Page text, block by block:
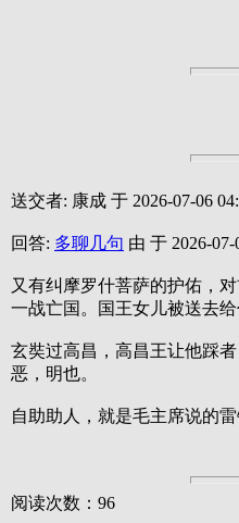
送交者: 康成 于 2026-07-06
回答: 多聊几句 由 于 2026-07-
又有纠摩罗什菩萨的护佑，
一战亡国。国王女儿被送去给
玄奘过高昌，高昌王让他踩
恶，明也。
自助助人，就是毛主席说的
阅读次数：96